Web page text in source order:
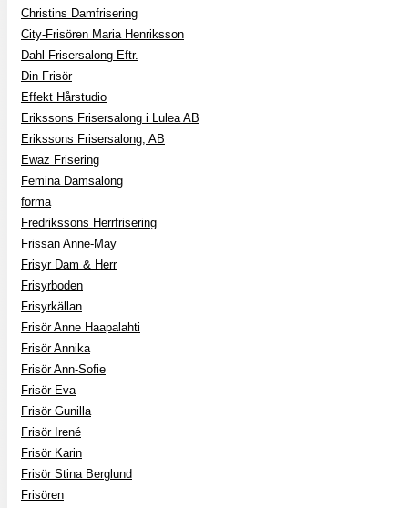
Christins Damfrisering
City-Frisören Maria Henriksson
Dahl Frisersalong Eftr.
Din Frisör
Effekt Hårstudio
Erikssons Frisersalong i Lulea AB
Erikssons Frisersalong, AB
Ewaz Frisering
Femina Damsalong
forma
Fredrikssons Herrfrisering
Frissan Anne-May
Frisyr Dam & Herr
Frisyrboden
Frisyrkällan
Frisör Anne Haapalahti
Frisör Annika
Frisör Ann-Sofie
Frisör Eva
Frisör Gunilla
Frisör Irené
Frisör Karin
Frisör Stina Berglund
Frisören